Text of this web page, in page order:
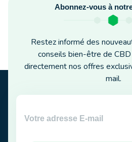
Abonnez-vous à
Restez informé des
conseils bien-être de
directement nos offres
mail.